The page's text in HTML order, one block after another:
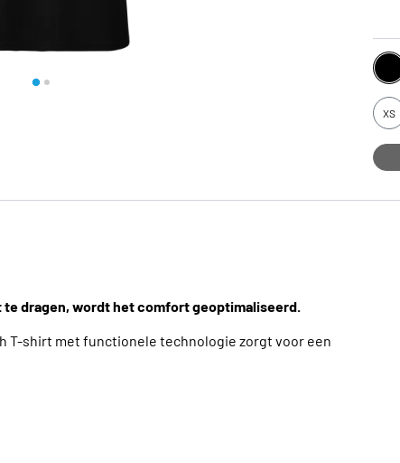
XS
te dragen, wordt het comfort geoptimaliseerd.
T-shirt met functionele technologie zorgt voor een